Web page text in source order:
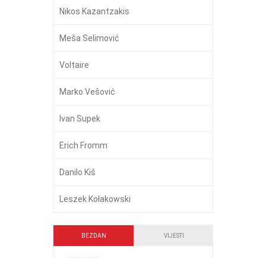
Nikos Kazantzakis
Meša Selimović
Voltaire
Marko Vešović
Ivan Supek
Erich Fromm
Danilo Kiš
Leszek Kołakowski
BEZDAN VIJESTI